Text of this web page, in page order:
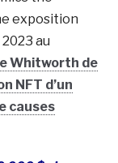
exposition
au
Whitworth de
NFT d’un
causes